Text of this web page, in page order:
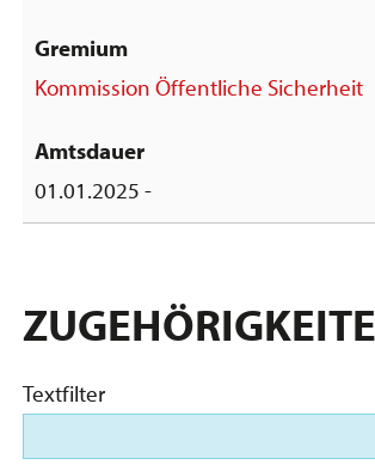
Kommission Öffentliche Sicherheit
01.01.2025 -
Textfilter